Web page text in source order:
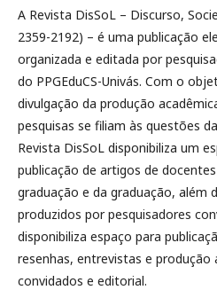
A Revista DisSoL – Discurso,
2359-2192) – é uma publicação
organizada e editada por
do PPGEduCS-Univás. Com o
divulgação da produção
pesquisas se filiam às questões
Revista DisSoL disponibiliza um
publicação de artigos de
graduação e da graduação, além
produzidos por pesquisadores
disponibiliza espaço para
resenhas, entrevistas e produção
convidados e editorial.